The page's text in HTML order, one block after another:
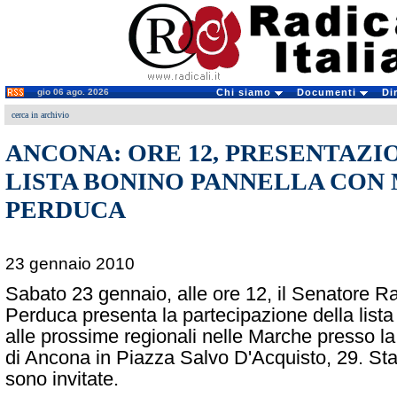
gio 06 ago. 2026 Chi siamo Documenti
cerca in archivio
ANCONA: ORE 12,
LISTA BONINO PANNELLA CON
PERDUCA
23 gennaio 2010
Sabato 23 gennaio, alle ore 12, il Senatore
Perduca presenta la partecipazione della
alle prossime regionali nelle Marche presso
di Ancona in Piazza Salvo D'Acquisto, 29.
sono invitate.